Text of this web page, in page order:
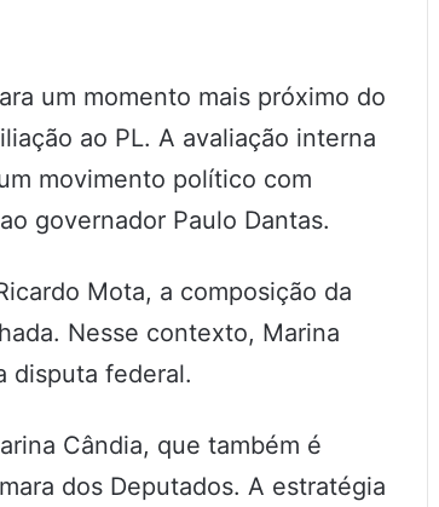
um momento mais próximo do
ao PL. A avaliação interna
movimento político com
governador Paulo Dantas.
Mota, a composição da
Nesse contexto, Marina
disputa federal.
Cândia, que também é
dos Deputados. A estratégia